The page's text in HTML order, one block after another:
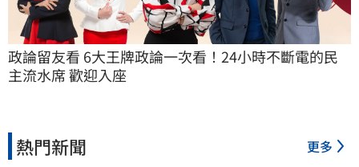
政論留友看 6大王牌政論一次看！24小時不斷電的民
主流水席 歡迎入座
熱門新聞 更多